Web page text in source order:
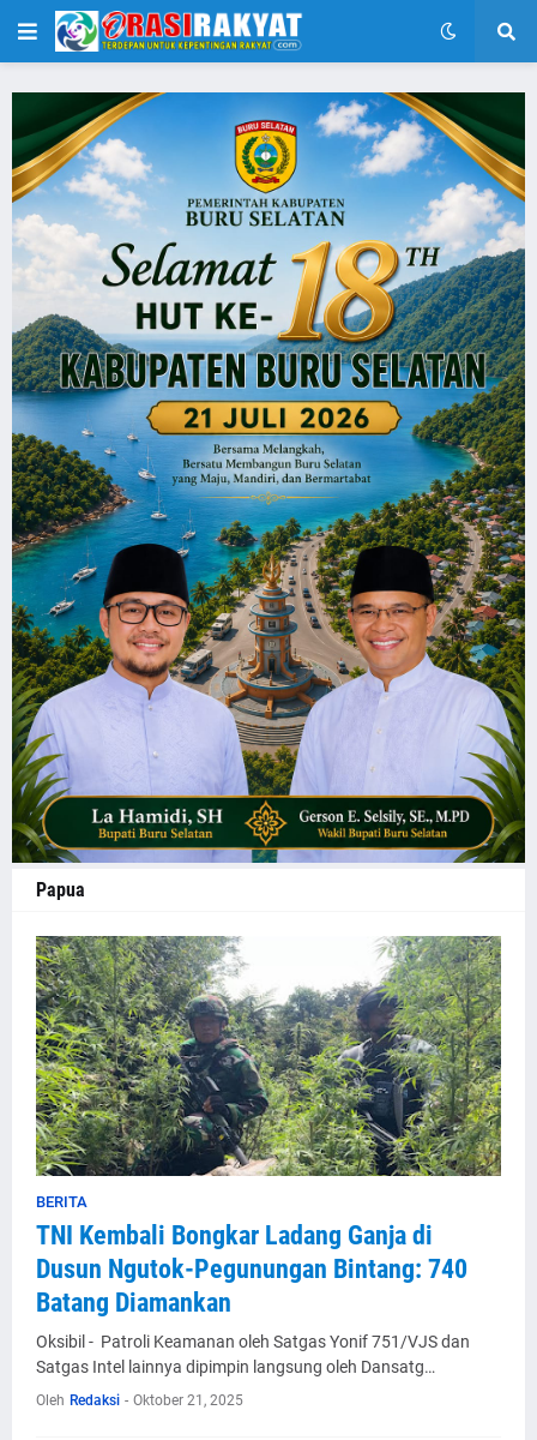
Papua
BERITA
TNI Kembali Bongkar Ladang Ganja di
Dusun Ngutok-Pegunungan Bintang: 740
Batang Diamankan
Oksibil - Patroli Keamanan oleh Satgas Yonif 751/VJS dan
Satgas Intel lainnya dipimpin langsung oleh Dansatg…
Oleh Redaksi - Oktober 21, 2025